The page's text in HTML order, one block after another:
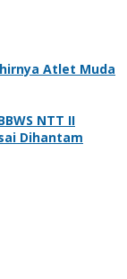
Atlet Muda
NTT II
Dihantam